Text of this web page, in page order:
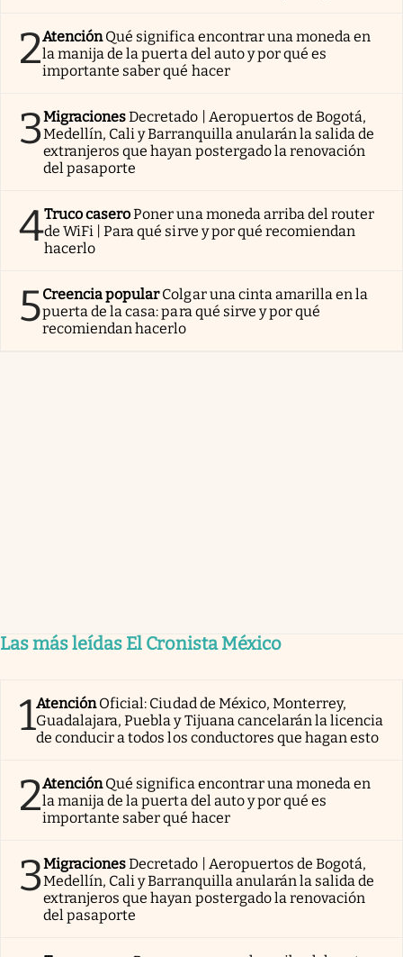
2AtenciónQué significa encontrar una moneda en
la manija de la puerta del auto y por qué es
importante saber qué hacer
3MigracionesDecretado | Aeropuertos de Bogotá,
Medellín, Cali y Barranquilla anularán la salida de
extranjeros que hayan postergado la renovación
del pasaporte
4Truco caseroPoner una moneda arriba del router
de WiFi | Para qué sirve y por qué recomiendan
hacerlo
5Creencia popularColgar una cinta amarilla en la
puerta de la casa: para qué sirve y por qué
recomiendan hacerlo
Las más leídas El Cronista México
1AtenciónOficial: Ciudad de México, Monterrey,
Guadalajara, Puebla y Tijuana cancelarán la licencia
de conducir a todos los conductores que hagan esto
2AtenciónQué significa encontrar una moneda en
la manija de la puerta del auto y por qué es
importante saber qué hacer
3MigracionesDecretado | Aeropuertos de Bogotá,
Medellín, Cali y Barranquilla anularán la salida de
extranjeros que hayan postergado la renovación
del pasaporte